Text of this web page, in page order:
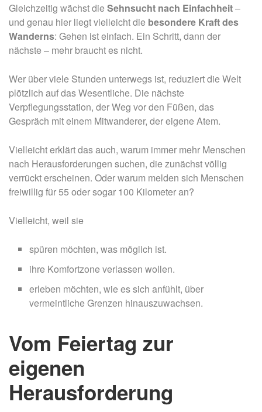
Gleichzeitig wächst die Sehnsucht nach Einfachheit–
und genau hier liegt vielleicht die besondere Kraft des
Wanderns: Gehen ist einfach. Ein Schritt, dann der
nächste – mehr braucht es nicht.
Wer über viele Stunden unterwegs ist, reduziert die Welt
plötzlich auf das Wesentliche. Die nächste
Verpflegungsstation, der Weg vor den Füßen, das
Gespräch mit einem Mitwanderer, der eigene Atem.
Vielleicht erklärt das auch, warum immer mehr Menschen
nach Herausforderungen suchen, die zunächst völlig
verrückt erscheinen. Oder warum melden sich Menschen
freiwillig für 55 oder sogar 100 Kilometer an?
Vielleicht, weil sie
spüren möchten, was möglich ist.
ihre Komfortzone verlassen wollen.
erleben möchten, wie es sich anfühlt, über
vermeintliche Grenzen hinauszuwachsen.
Vom Feiertag zur
eigenen
Herausforderung